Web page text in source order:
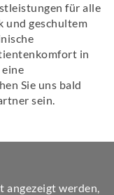
für alle
und geschultem
in
Sie uns bald
sein.
angezeigt werden,